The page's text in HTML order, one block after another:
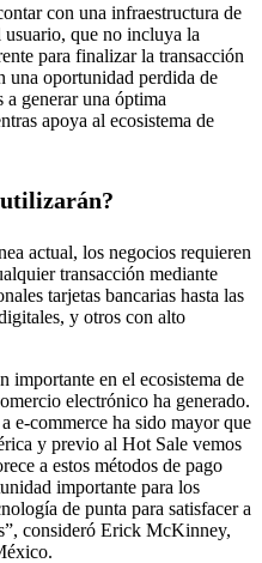
con una infraestructura de
usuario, que no incluya la
para finalizar la transacción
una oportunidad perdida de
generar una óptima
apoya al ecosistema de
utilizarán?
actual, los negocios requieren
transacción mediante
tarjetas bancarias hasta las
y otros con alto
importante en el ecosistema de
electrónico ha generado.
e-commerce ha sido mayor que
y previo al Hot Sale vemos
a estos métodos de pago
importante para los
de punta para satisfacer a
consideró Erick McKinney,